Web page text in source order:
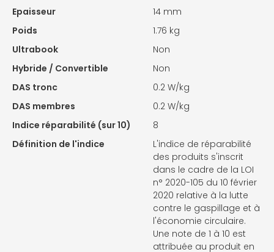
Epaisseur
14 mm
Poids
1.76 kg
Ultrabook
Non
Hybride / Convertible
Non
DAS tronc
0.2 W/kg
DAS membres
0.2 W/kg
Indice réparabilité (sur 10)
8
Définition de l'indice
L'indice de réparabilité
des produits s'inscrit
dans le cadre de la LOI
n° 2020-105 du 10 février
2020 relative à la lutte
contre le gaspillage et à
l'économie circulaire.
Une note de 1 à 10 est
attribuée au produit en